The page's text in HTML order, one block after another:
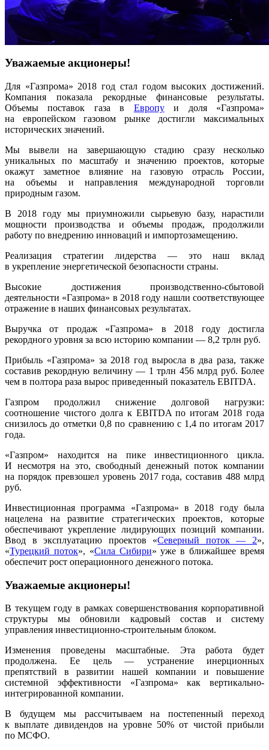
Уважаемые акционеры!
Для «Газпрома» 2018 год стал годом высоких достижений.
Компания показала рекордные финансовые результаты.
Объемы поставок газа в Европуи доля «Газпрома»
на европейском газовом рынке достигли макси­мальных
исторических значений.
Мы вывели на завершающую стадию сразу несколько
уникальных по масштабу и значению проектов, которые
окажут заметное влияние на газовую отрасль России,
на объемы и направления международной торговли
природным газом.
В 2018 году мы приумножили сырьевую базу, нарастили
мощности производства и объемы продаж, продолжили
работу по внедрению инноваций и импортозамещению.
Реализация стратегии лидерства — это наш вклад
в укрепление энергетической безопасности страны.
Высокие достижения производственно-сбытовой
деятельности «Газпрома» в 2018 году нашли соответствующее
отражение в наших финансовых результатах.
Выручка от продаж «Газпрома» в 2018 году достигла
рекордного уровня за всю историю компании — 8,2 трлн руб.
Прибыль «Газпрома» за 2018 год выросла в два раза, также
составив рекордную величину — 1 трлн 456 млрд руб. Более
чем в полтора раза вырос приведенный показатель EBITDA.
Газпром продолжил снижение долговой нагрузки:
соотношение чистого долга к EBITDA по итогам 2018 года
снизилось до отметки 0,8 по сравнению с 1,4 по итогам 2017
года.
«Газпром» находится на пике инве­стицион­ного цикла.
И несмотря на это, свободный денежный поток компании
на порядок превзошел уровень 2017 года, составив 488 млрд
руб.
Инвестиционная программа «Газпрома» в 2018 году была
нацелена на развитие страте­гических проектов, которые
обеспечивают укрепление лидирующих позиций компании.
Ввод в эксплуатацию проектов «Северный поток — 2»,
«Турецкий поток», «Сила Сибири» уже в ближайшее время
обеспечит рост операционного денежного потока.
Уважаемые акционеры!
В текущем году в рамках совершенствования корпоративной
структуры мы обновили кадровый состав и систему
управления инвестиционно-строительным блоком.
Изменения проведены масштабные. Эта работа будет
продолжена. Ее цель — устранение инерционных
препятствий в развитии нашей компании и повышение
системной эффективности «Газпрома» как вертикально-
интегрированной компании.
В будущем мы рассчитываем на постепенный переход
к выплате дивидендов на уровне 50% от чистой прибыли
по МСФО.